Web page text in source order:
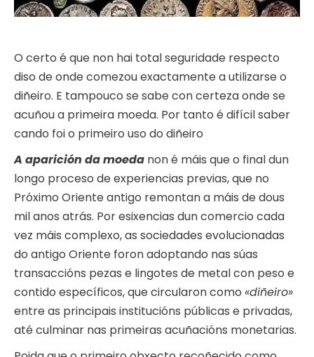
O certo é que non hai total seguridade respecto
diso de onde comezou exactamente a utilizarse o
diñeiro. E tampouco se sabe con certeza onde se
acuñou a primeira moeda. Por tanto é difícil saber
cando foi o primeiro uso do diñeiro
A aparición da moeda non é máis que o final dun
longo proceso de experiencias previas, que no
Próximo Oriente antigo remontan a máis de dous
mil anos atrás. Por esixencias dun comercio cada
vez máis complexo, as sociedades evolucionadas
do antigo Oriente foron adoptando nas súas
transaccións pezas e lingotes de metal con peso e
contido específicos, que circularon como «diñeiro»
entre as principais institucións públicas e privadas,
até culminar nas primeiras acuñacións monetarias.